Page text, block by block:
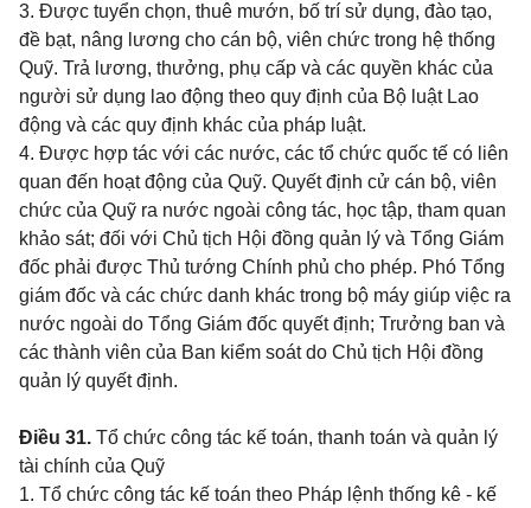
3. Được tuyển chọn, thuê mướn, bố trí sử dụng, đào tạo,
đề bạt, nâng lương cho cán bộ, viên chức trong hệ thống
Quỹ. Trả lương, thưởng, phụ cấp và các quyền khác của
người sử dụng lao động theo quy định của Bộ luật Lao
động và các quy định khác của pháp luật.
4. Được hợp tác với các nước, các tổ chức quốc tế có liên
quan đến hoạt động của Quỹ. Quyết định cử cán bộ, viên
chức của Quỹ ra nước ngoài công tác, học tập, tham quan
khảo sát; đối với Chủ tịch Hội đồng quản lý và Tổng Giám
đốc phải được Thủ tướng Chính phủ cho phép. Phó Tổng
giám đốc và các chức danh khác trong bộ máy giúp việc ra
nước ngoài do Tổng Giám đốc quyết định; Trưởng ban và
các thành viên của Ban kiểm soát do Chủ tịch Hội đồng
quản lý quyết định.
Điều 31. Tổ chức công tác kế toán, thanh toán và quản lý
tài chính của Quỹ
1. Tổ chức công tác kế toán theo Pháp lệnh thống kê - kế